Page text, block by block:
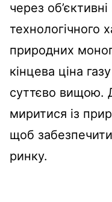
через
технологічного
природних
кінцева ціна
суттєво вищою.
миритися із
щоб
ринку.